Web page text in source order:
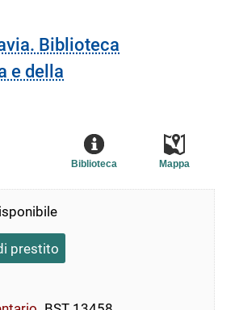
Biblioteca
e della
Mappa
Biblioteca
prestito